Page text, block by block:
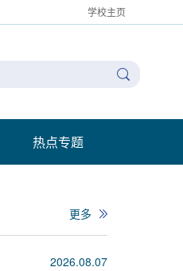
学校主页
热点专题
更多
2026.08.07